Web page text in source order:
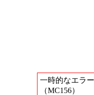
一時的なエラ
（MC156）